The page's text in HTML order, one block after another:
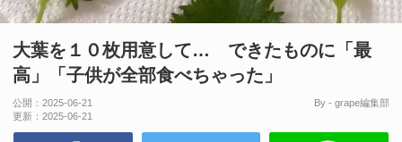
大葉を１０枚用意して… できたものに「最
高」「子供が全部食べちゃった」
公開： 2025-06-21
更新： 2025-06-21
By - grape編集部